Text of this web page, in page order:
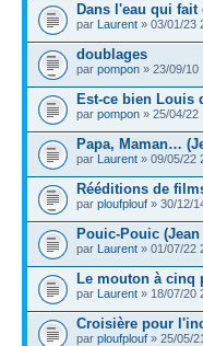
Dans l'eau qui fait
par Laurent » 03/01/23
doublages
par pompon » 23/09/10
Est-ce bien Louis
par pompon » 25/04/22
Papa, Maman…
par Laurent » 09/05/22
Rééditions de
par ploufplouf » 30/12/
Pouic-Pouic
par Laurent » 01/07/22
Le mouton à cinq
par Laurent » 18/07/20
Croisière pour
par ploufplouf » 25/05/